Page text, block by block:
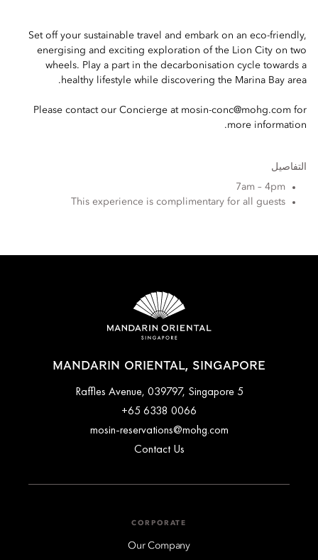
Set off your sustainable travel and embark on an eco-friendly,
energising and exciting exploration of the Lion City on two
wheels. Play a part in the decarbonisation cycle towards a
healthy lifestyle while discovering the Marina Bay area.
Please contact our Concierge at mosin-conc@mohg.com for
more information.
التفاصيل
7am – 4pm
This experience is complimentary for all guests
MANDARIN ORIENTAL, SINGAPORE
5 Raffles Avenue, 039797, Singapore
+65 6338 0066
mosin-reservations@mohg.com
Contact Us
CORPORATE
Our Company